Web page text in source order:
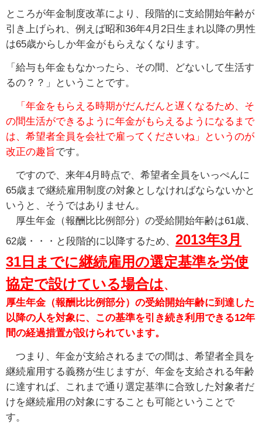
ところが年金制度改革により、段階的に支給開始年齢が
引き上げられ、例えば昭和36年4月2日生まれ以降の男性
は65歳からしか年金がもらえなくなります。
「給与も年金もなかったら、その間、どないして生活す
るの？？」ということです。
「年金をもらえる時期がだんだんと遅くなるため、そ
の間生活ができるように年金がもらえるようになるまで
は、希望者全員を会社で雇ってくださいね」というのが
改正の趣旨です。
ですので、来年4月時点で、希望者全員をいっぺんに
65歳まで継続雇用制度の対象としなければならないかと
いうと、そうではありません。
厚生年金（報酬比比例部分）の受給開始年齢は61歳、
62歳・・・と段階的に以降するため、 2013年3月
31日までに継続雇用の選定基準を労使
協定で設けている場合は、
厚生年金（報酬比比例部分）の受給開始年齢に到達した
以降の人を対象に、この基準を引き続き利用できる12年
間の経過措置が設けられています。
つまり、年金が支給されるまでの間は、希望者全員を
継続雇用する義務が生じますが、年金を支給される年齢
に達すれば、これまで通り選定基準に合致した対象者だ
けを継続雇用の対象にすることも可能ということで
す。